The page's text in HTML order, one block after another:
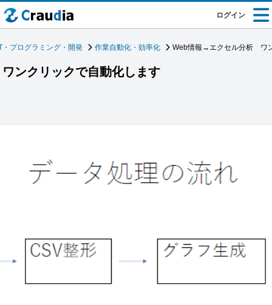
ログイン
・プログラミング・開発 作業自動化・効率化 Web情報→エクセル分析 ワ
ンクリックで自動化します